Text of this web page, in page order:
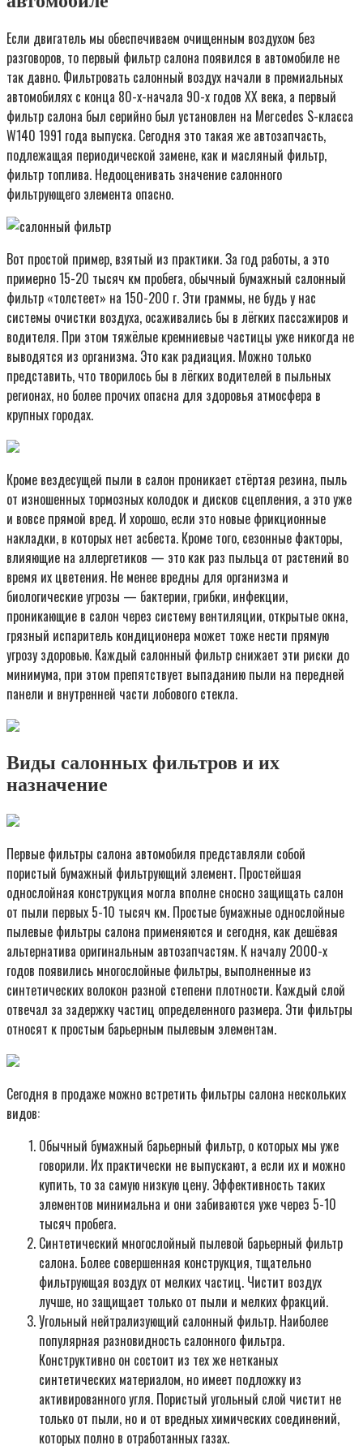
Если двигатель мы обеспечиваем очищенным воздухом без
разговоров, то первый фильтр салона появился в автомобиле не
так давно. Фильтровать салонный воздух начали в премиальных
автомобилях с конца 80-х-начала 90-х годов ХХ века, а первый
фильтр салона был серийно был установлен на Mercedes S-класса
W140 1991 года выпуска. Сегодня это такая же автозапчасть,
подлежащая периодической замене, как и масляный фильтр,
фильтр топлива. Недооценивать значение салонного
фильтрующего элемента опасно.
Вот простой пример, взятый из практики. За год работы, а это
примерно 15-20 тысяч км пробега, обычный бумажный салонный
фильтр «толстеет» на 150-200 г. Эти граммы, не будь у нас
системы очистки воздуха, осаживались бы в лёгких пассажиров и
водителя. При этом тяжёлые кремниевые частицы уже никогда не
выводятся из организма. Это как радиация. Можно только
представить, что творилось бы в лёгких водителей в пыльных
регионах, но более прочих опасна для здоровья атмосфера в
крупных городах.
Кроме вездесущей пыли в салон проникает стёртая резина, пыль
от изношенных тормозных колодок и дисков сцепления, а это уже
и вовсе прямой вред. И хорошо, если это новые фрикционные
накладки, в которых нет асбеста. Кроме того, сезонные факторы,
влияющие на аллергетиков — это как раз пыльца от растений во
время их цветения. Не менее вредны для организма и
биологические угрозы — бактерии, грибки, инфекции,
проникающие в салон через систему вентиляции, открытые окна,
грязный испаритель кондиционера может тоже нести прямую
угрозу здоровью. Каждый салонный фильтр снижает эти риски до
минимума, при этом препятствует выпаданию пыли на передней
панели и внутренней части лобового стекла.
Виды салонных фильтров и их
назначение
Первые фильтры салона автомобиля представляли собой
пористый бумажный фильтрующий элемент. Простейшая
однослойная конструкция могла вполне сносно защищать салон
от пыли первых 5-10 тысяч км. Простые бумажные однослойные
пылевые фильтры салона применяются и сегодня, как дешёвая
альтернатива оригинальным автозапчастям. К началу 2000-х
годов появились многослойные фильтры, выполненные из
синтетических волокон разной степени плотности. Каждый слой
отвечал за задержку частиц определенного размера. Эти фильтры
относят к простым барьерным пылевым элементам.
Сегодня в продаже можно встретить фильтры салона нескольких
видов:
Обычный бумажный барьерный фильтр, о которых мы уже
говорили. Их практически не выпускают, а если их и можно
купить, то за самую низкую цену. Эффективность таких
элементов минимальна и они забиваются уже через 5-10
тысяч пробега.
Синтетический многослойный пылевой барьерный фильтр
салона. Более совершенная конструкция, тщательно
фильтрующая воздух от мелких частиц. Чистит воздух
лучше, но защищает только от пыли и мелких фракций.
Угольный нейтрализующий салонный фильтр. Наиболее
популярная разновидность салонного фильтра.
Конструктивно он состоит из тех же нетканых
синтетических материалом, но имеет подложку из
активированного угля. Пористый угольный слой чистит не
только от пыли, но и от вредных химических соединений,
которых полно в отработанных газах.